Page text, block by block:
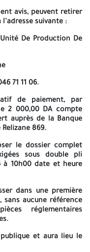
4514
, Zone Industrielle Belaacel
et de gaz-production de
Belaacel, lance un avis
de la fourniture suivante :
pour la centrale
2026, 2027 et 2028.
avis, peuvent retirer le
De Production De
Relizane.
11 95/Fax : 046 71 11 06.
paiement, par virement
compte N°001 00869 0300
d’Algérie (BNA)
4514
avis, peuvent retirer
suivante :
De Production De
71 11 06.
de paiement, par
2 000,00 DA compte
auprès de la Banque
869.
le dossier complet
sous double pli
à 10h00date et heure
dans une première
sans aucune référence
réglementaires
et aura lieu le